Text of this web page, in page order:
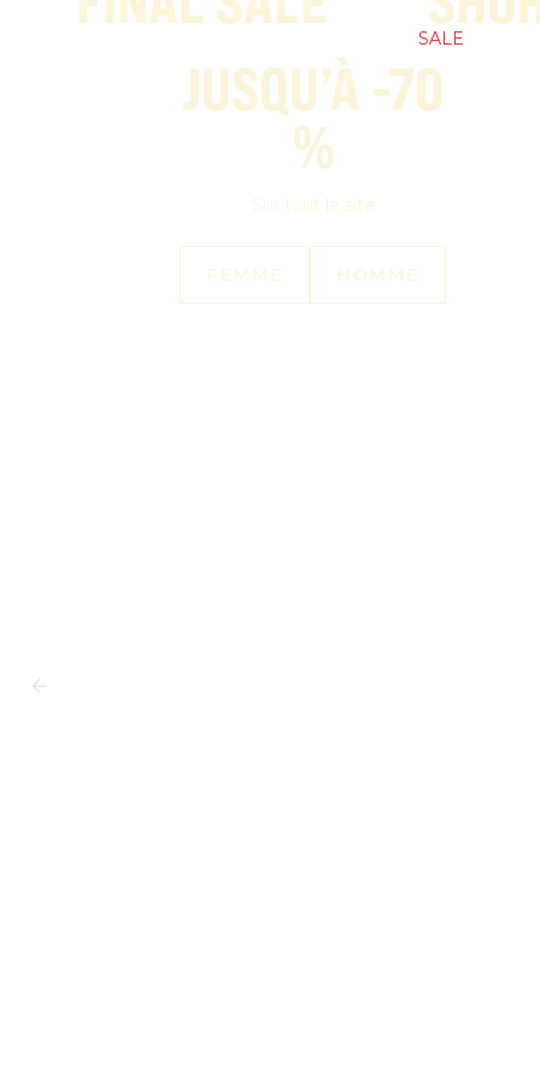
SALE
JUSQU’À -70
%
Sur tout le site
FEMME HOMME